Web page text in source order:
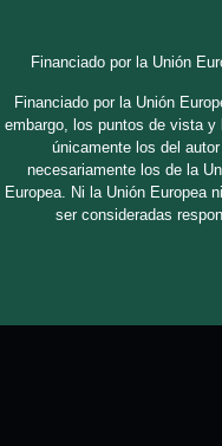
Financiado por la Unión
Financiado por la Unión
embargo, los puntos de vista
únicamente los del
necesariamente los de la
Europea. Ni la Unión Europea
ser consideradas